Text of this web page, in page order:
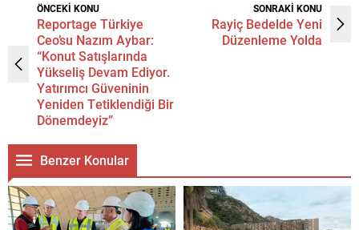
ÖNCEKİ KONU
Reportage Türkiye
Ceo’su Nazım Aybar:
“Konut Satışlarında
Yükseliş Devam Ediyor.
Yatırımcı Güveninin
Yeniden Tetiklendiği Bir
Dönemdeyiz”
SONRAKİ KONU
Rayiç Bedelde Yeni
Düzenleme Yolda
Benzer Konular